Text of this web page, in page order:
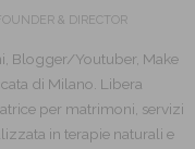
& DIRECTOR
Blogger/Youtuber, Make
di Milano. Libera
per matrimoni, servizi
in terapie naturali e